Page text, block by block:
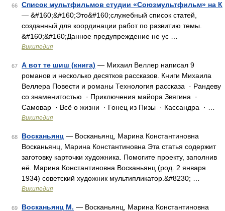
66
Список мультфильмов студии «Союзмультфильм» на К
— &#160;&#160;Это&#160;служебный список статей,
созданный для координации работ по развитию темы.
&#160;&#160;Данное предупреждение не ус …
Википедия
67 А вот те шиш (книга) — Михаил Веллер написал 9
романов и несколько десятков рассказов. Книги Михаила
Веллера Повести и романы Технология рассказа · Рандеву
со знаменитостью · Приключения майора Звягина ·
Самовар · Всё о жизни · Гонец из Пизы · Кассандра · …
Википедия
68 Восканьянц — Восканьянц, Марина Константиновна
Восканьянц, Марина Константиновна Эта статья содержит
заготовку карточки художника. Помогите проекту, заполнив
её. Марина Константиновна Восканьянц (род. 2 января
1934) советский художник мультипликатор.&#8230; …
Википедия
69 Восканьянц М. — Восканьянц, Марина Константиновна